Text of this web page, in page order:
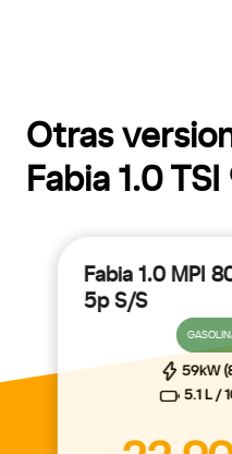
Otras
Fabia 1.0
Fabia 1.0 MPI
5p S/S
59kW
5.1 L /